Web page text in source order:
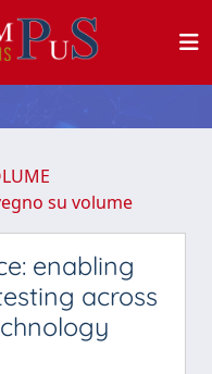
su volume
enabling
across